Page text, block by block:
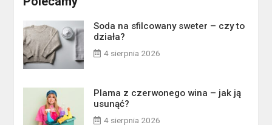
Soda na sfilcowany sweter – czy to
działa?
4 sierpnia 2026
Plama z czerwonego wina – jak ją
usunąć?
4 sierpnia 2026